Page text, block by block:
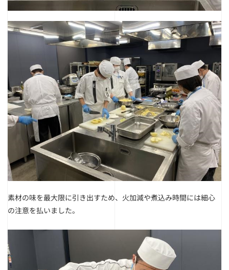
素材の味を最大限に引き出すため、火加減や煮込み時間には細心
の注意を払いました。